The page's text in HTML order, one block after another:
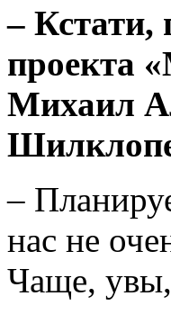
– Кстати,
проекта
Михаил
–
нас не
Чаще, увы,